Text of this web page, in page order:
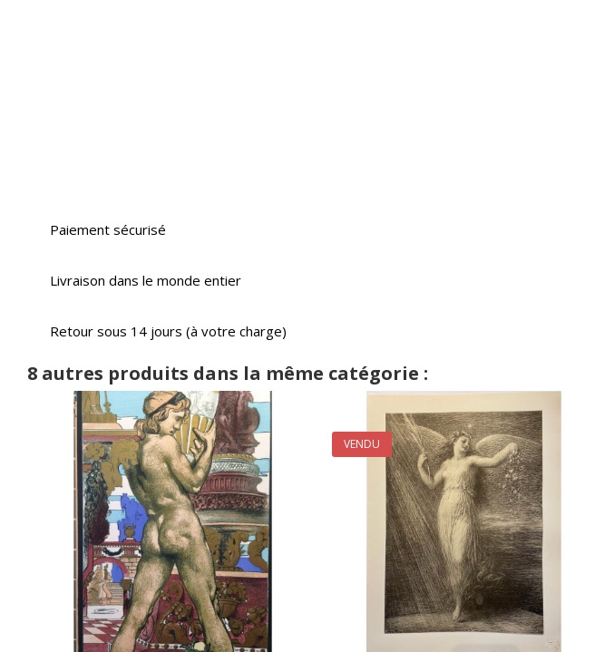
Paiement sécurisé
Livraison dans le monde entier
Retour sous 14 jours (à votre charge)
8 autres produits dans la même catégorie :
VENDU